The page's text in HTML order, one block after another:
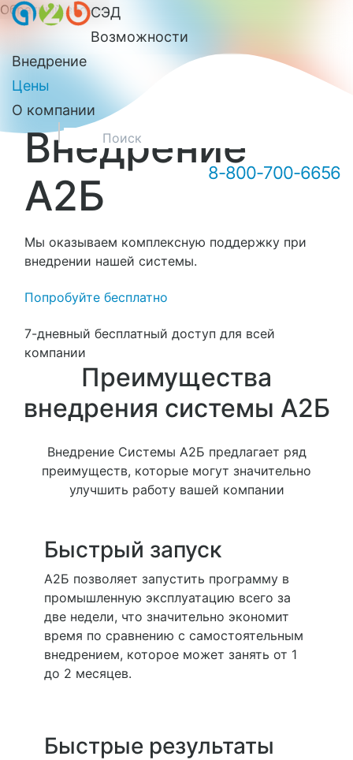
Обратный звонок
Онлайн-консультация А2Б
СЭД
Возможности
Внедрение
Цены
О компании
8-800-700-6656
Внедрение
А2Б
Мы оказываем комплексную поддержку при
внедрении нашей системы.
Попробуйте бесплатно
7-дневный бесплатный доступ для всей
компании
Преимущества
внедрения системы А2Б
Внедрение Системы А2Б предлагает ряд
преимуществ, которые могут значительно
улучшить работу вашей компании
Быстрый запуск
А2Б позволяет запустить программу в
промышленную эксплуатацию всего за
две недели, что значительно экономит
время по сравнению с самостоятельным
внедрением, которое может занять от 1
до 2 месяцев.
Быстрые результаты